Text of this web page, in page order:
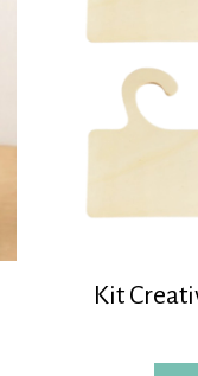
Kit